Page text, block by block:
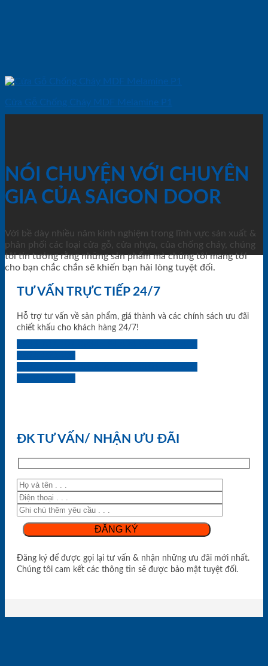
Cửa Gỗ Chống Cháy MDF Melamine P1
NÓI CHUYỆN VỚI CHUYÊN
GIA CỦA SAIGON DOOR
Với bề dày nhiều năm kinh nghiệm trong lĩnh vực sản xuất &
phân phối các loại cửa gỗ, cửa nhựa, của chống cháy, chúng
tôi tin tưởng rằng những sản phẩm mà chúng tôi mang tới
cho bạn chắc chắn sẽ khiến bạn hài lòng tuyệt đối.
TƯ VẤN TRỰC TIẾP 24/7
Hỗ trợ tư vấn về sản phẩm, giá thành và các chính sách ưu đãi
chiết khấu cho khách hàng 24/7!
ĐK TƯ VẤN/ NHẬN ƯU ĐÃI
Đăng ký để được gọi lại tư vấn & nhận những ưu đãi mới nhất.
Chúng tôi cam kết các thông tin sẽ được bảo mật tuyệt đối.